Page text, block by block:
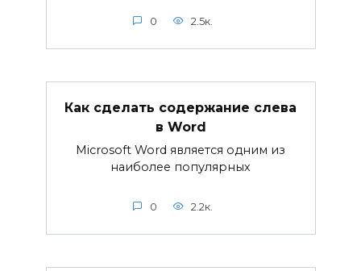
0 2.5к.
Как сделать содержание слева
в Word
Microsoft Word является одним из
наиболее популярных
0 2.2к.